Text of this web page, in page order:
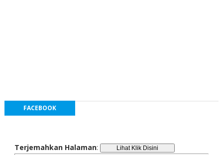
FACEBOOK
Terjemahkan Halaman: